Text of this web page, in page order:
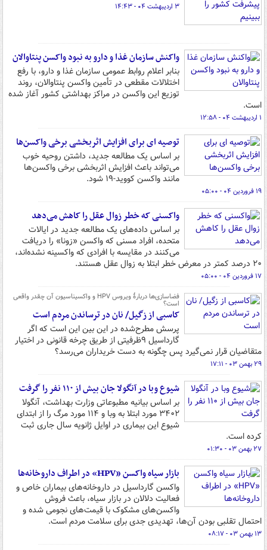
۳ اردیبهشت ۰۴ - ۱۴:۴۳
واکنش سازمان غذا و دارو به نبود واکسن پنتاوالان
بنابر اعلام روابط عمومی سازمان غذا و دارو، با رفع
اختلالات مقطعی در تأمین واکسن پنتاوالان، روند
توزیع این واکسن در مراکز بهداشتی کشور آغاز شده
است.
۱ اردیبهشت ۰۴ - ۱۲:۵۸
توصیه ای برای افزایش اثربخشی برخی واکسن‌ها
بر اساس یک مطالعه جدید، داشتن روحیه خوب
می‌تواند باعث افزایش اثربخشی برخی واکسن‌ها
مانند واکسن کووید-۱۹ شود.
۱۹ فروردین ۰۴ - ۰۵:۰۰
واکسنی که خطر زوال عقل را کاهش می‌دهد
بر اساس داده‌های یک مطالعه جدید در ایالات
متحده، افراد مسنی که واکسن «زونا» را دریافت
می‌کنند در مقایسه با افرادی که واکسینه نشده‌اند،
۲۰ درصد کمتر در معرض خطر ابتلا به زوال عقل هستند.
۱۷ فروردین ۰۴ - ۰۵:۰۰
فضاسازی‌ها دربارۀ ویروس HPV و واکسیناسیون آن چقدر واقعی
است؟
کاسبی از زگیل/ نان در ترساندن مردم است
پرسش مطرح‌شده در این بین این است که اگر
گارداسیل ۹‌ظرفیتی از طریق چرخه قانونی در اختیار
متقاضیان قرار نمی‌گیرد پس چگونه به دست خریداران می‌رسد؟
۲۹ بهمن ۰۳ - ۱۷:۱۱
شیوع وبا در آنگولا جان بیش از ۱۱۰ نفر را گرفت
بر اساس بیانیه مطبوعاتی وزارت بهداشت، آنگولا
۳۴۰۲ مورد ابتلا به وبا و ۱۱۴ مورد مرگ را از ابتدای
شیوع این بیماری در اوایل ژانویه سال جاری ثبت
کرده است.
۲۷ بهمن ۰۳ - ۰۱:۳۰
بازار سیاه واکسن «HPV» در اطراف داروخانه‌ها
واکسن گارداسیل در داروخانه‌های بیماران خاص و
فعالیت دلالان در بازار سیاه، باعث فروش
واکسن‌های مشکوک با قیمت‌های نجومی شده و
احتمال تقلبی بودن آن‌ها، تهدیدی جدی برای سلامت مردم است.
۱۳ بهمن ۰۳ - ۰۸:۱۷